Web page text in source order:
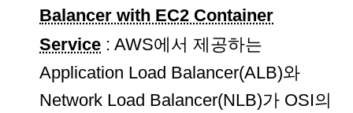
Balancer with EC2 Container
Service : AWS에서 제공하는
Application Load Balancer(ALB)와
Network Load Balancer(NLB)가 OSI의